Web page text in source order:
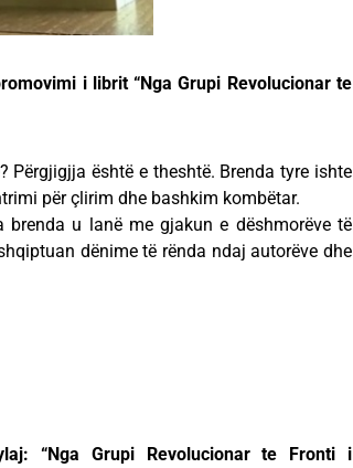
i librit “Nga Grupi Revolucionar te
Përgjigjja është e theshtë. Brenda tyre ishte
për çlirim dhe bashkim kombëtar.
u lanë me gjakun e dëshmorëve të
dënime të rënda ndaj autorëve dhe
“Nga Grupi Revolucionar te Fronti i